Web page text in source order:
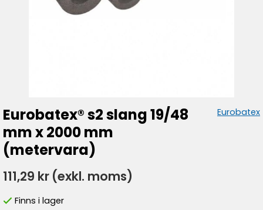
Eurobatex® s2 slang 19/48
mm x 2000 mm
(metervara)
Eurobatex
111,29 kr (exkl. moms)
Finns i lager